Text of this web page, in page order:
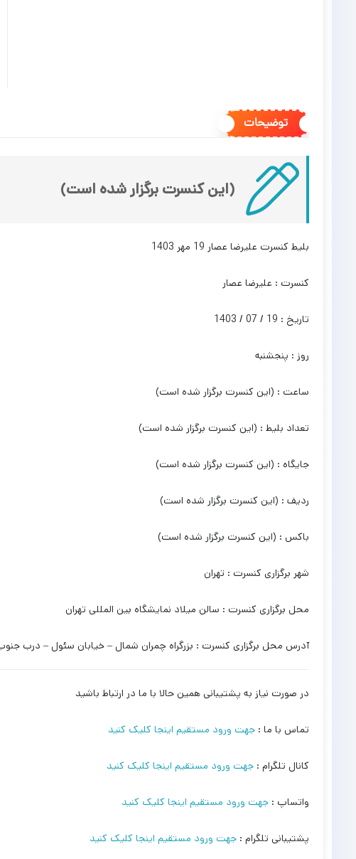
توضیحات
(این کنسرت برگزار شده است)
بلیط کنسرت علیرضا عصار 19 مهر 1403
کنسرت : علیرضا عصار
تاریخ : 19 / 07 / 1403
روز : پنجشنبه
ساعت : (این کنسرت برگزار شده است)
تعداد بلیط : (این کنسرت برگزار شده است)
جایگاه : (این کنسرت برگزار شده است)
ردیف : (این کنسرت برگزار شده است)
باکس : (این کنسرت برگزار شده است)
شهر برگزاری کنسرت : تهران
محل برگزاری کنسرت : سالن میلاد نمایشگاه بین المللی تهران
آدرس محل برگزاری کنسرت : بزرگراه چمران شمال – خیابان سئول – درب جنوب
در صورت نیاز به پشتیبانی همین حالا با ما در ارتباط باشید
تماس با ما : جهت ورود مستقیم اینجا کلیک کنید
کانال تلگرام : جهت ورود مستقیم اینجا کلیک کنید
واتساپ : جهت ورود مستقیم اینجا کلیک کنید
پشتیبانی تلگرام : جهت ورود مستقیم اینجا کلیک کنید